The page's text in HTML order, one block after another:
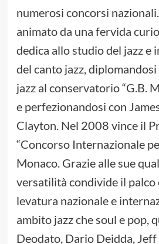
numerosi concorsi
animato da una fervida
dedica allo studio del jazz e
del canto jazz,
jazz al conservatorio “G.B.
e perfezionandosi con
Clayton. Nel 2008 vince il
“Concorso Internazionale
Monaco. Grazie alle sue
versatilità condivide il palco
levatura nazionale e
ambito jazz che soul e pop,
Deodato, Dario Deidda,